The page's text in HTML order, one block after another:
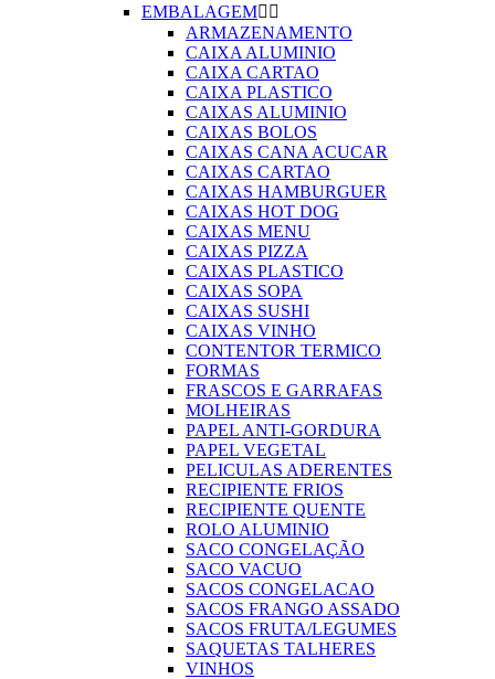
EMBALAGEM 
ARMAZENAMENTO
CAIXA ALUMINIO
CAIXA CARTAO
CAIXA PLASTICO
CAIXAS ALUMINIO
CAIXAS BOLOS
CAIXAS CANA ACUCAR
CAIXAS CARTAO
CAIXAS HAMBURGUER
CAIXAS HOT DOG
CAIXAS MENU
CAIXAS PIZZA
CAIXAS PLASTICO
CAIXAS SOPA
CAIXAS SUSHI
CAIXAS VINHO
CONTENTOR TERMICO
FORMAS
FRASCOS E GARRAFAS
MOLHEIRAS
PAPEL ANTI-GORDURA
PAPEL VEGETAL
PELICULAS ADERENTES
RECIPIENTE FRIOS
RECIPIENTE QUENTE
ROLO ALUMINIO
SACO CONGELAÇÃO
SACO VACUO
SACOS CONGELACAO
SACOS FRANGO ASSADO
SACOS FRUTA/LEGUMES
SAQUETAS TALHERES
VINHOS